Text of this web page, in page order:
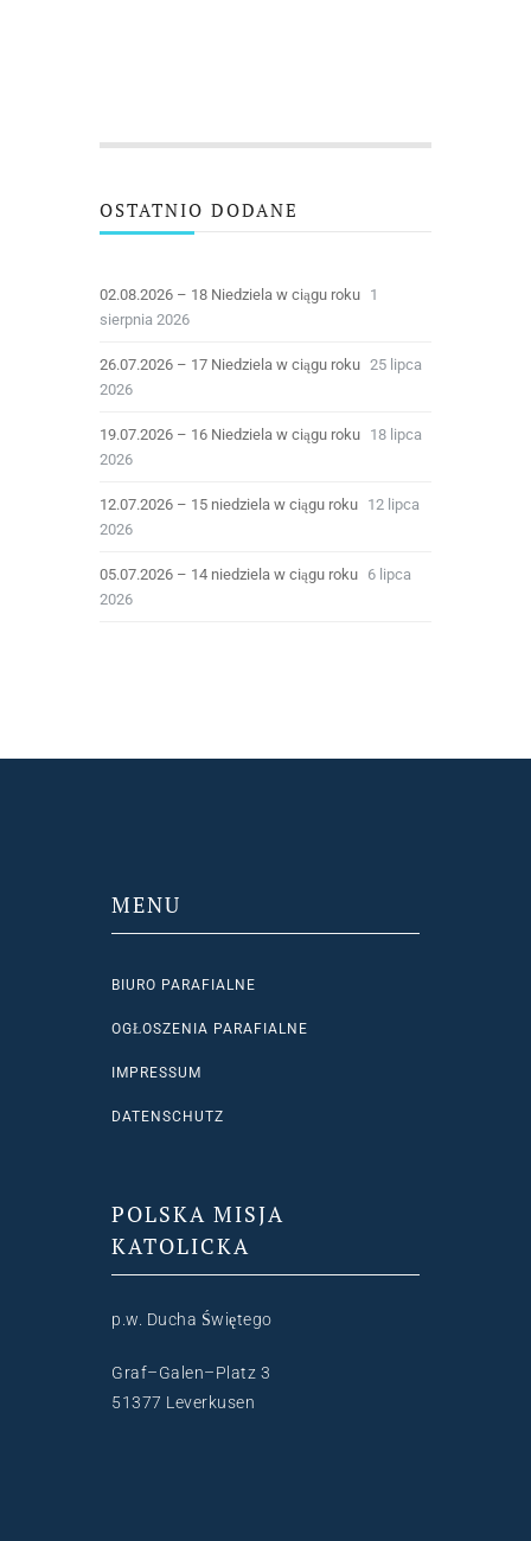
OSTATNIO DODANE
02.08.2026 – 18 Niedziela w ciągu roku 1
sierpnia 2026
26.07.2026 – 17 Niedziela w ciągu roku 25 lipca
2026
19.07.2026 – 16 Niedziela w ciągu roku 18 lipca
2026
12.07.2026 – 15 niedziela w ciągu roku 12 lipca
2026
05.07.2026 – 14 niedziela w ciągu roku 6 lipca
2026
MENU
BIURO PARAFIALNE
OGŁOSZENIA PARAFIALNE
IMPRESSUM
DATENSCHUTZ
POLSKA MISJA
KATOLICKA
p.w. Ducha Świętego
Graf–Galen–Platz 3
51377 Leverkusen